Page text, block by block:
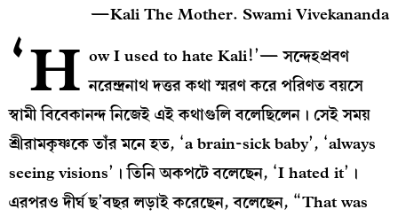
—Kali The Mother. Swami Vivekananda
‘H ow I used to hate Kali!’— সন্দেহপ্রবণ
নরেন্দ্রনাথ দত্তর কথা স্মরণ করে পরিণত বয়সে
স্বামী বিবেকানন্দ নিজেই এই কথাগুলি বলেছিলেন। সেই সময়
শ্রীরামকৃষ্ণকে তাঁর মনে হত, ‘a brain-sick baby’, ‘always
seeing visions’। তিনি অকপটে বলেছেন, ‘I hated it’।
এরপরও দীর্ঘ ছ’বছর লড়াই করেছেন, বলেছেন, “That was